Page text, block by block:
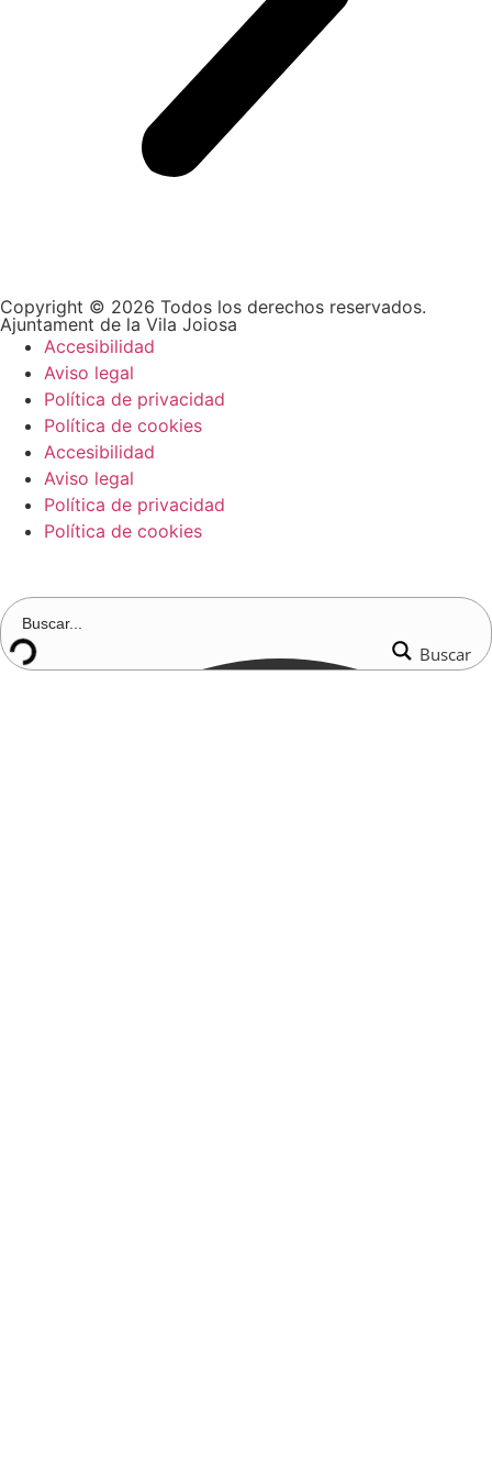
Copyright © 2026 Todos los derechos reservados.
Ajuntament de la Vila Joiosa
Accesibilidad
Aviso legal
Política de privacidad
Política de cookies
Accesibilidad
Aviso legal
Política de privacidad
Política de cookies
Buscar